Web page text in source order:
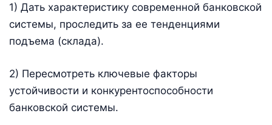
1) Дать характеристику современной банковской
системы, проследить за ее тенденциями
подъема (склада).
2) Пересмотреть ключевые факторы
устойчивости и конкурентоспособности
банковской системы.